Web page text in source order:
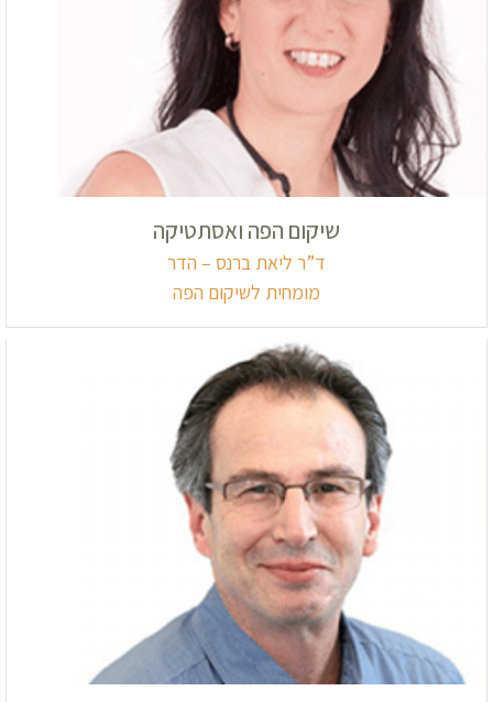
שיקום הפה ואסתטיקה
ד”ר ליאת ברנס – הדר
מומחית לשיקום הפה